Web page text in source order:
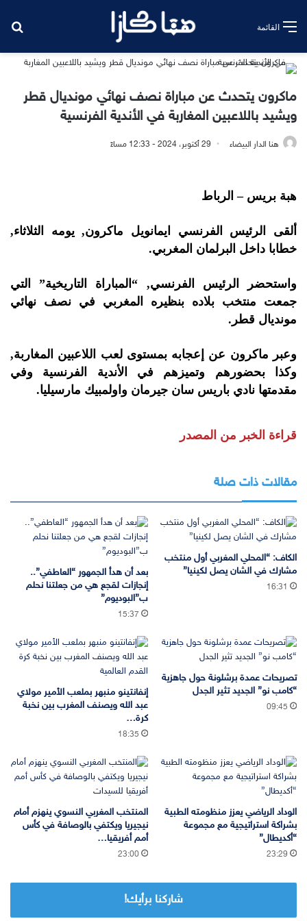
القائمة
ماكرون يتحدث عن مباراة نصف نهائي مونديال قطر
ويشيد باللاعبين المغاربة في الأندية الفرنسية
هنا الدار البيضاء 29 أكتوبر، 2024 - 12:33 مساءً
هبة بريس – الرباط
ألقى الرئيس الفرنسي ايمانويل ماكرون, يومه الثلاثاء,
خطابا داخل البرلمان المغربي.
واستحضر الرئيس الفرنسي, “المباراة التاريخية” التي
جمعت منتخب بلاده بنظيره المغربي في نصف نهائي
مونديال قطر.
وعبر ماكرون عن إعجابه بمستوى لعب اللاعبين المغاربة,
وكذا بحضورهم وتميزهم في الأندية الفرنسية وفي
مقدمتها نادي باريس سان جيرمان واولمبيك مارسيليا.
قراءة الخبر من المصدر
مقالات ذات صلة
الكاف: “المحلي المغربي أول منتخب
مشارك في الشان يصل لكينيا”
16:31
بعد أن هدأ الجمهور “العاطفي”..
إنجازات لقجع هي من جعلتنا نحلم
ب”البوديوم”
15:37
تصريحات عمدة برشلونة حول جاهزية
“كامب نو” الجديد تثير الجدل
09:45
إنفانتينو منبهر بملعب الأمير مولاي
عبد الله ويصنف المغرب بين نخبة
كرة…
18:35
الوداد الرياضي يعزز منظومته الطبية
بشراكة استراتيجية مع مجموعة
“أكديطال”
23:29
المنتخب المغربي النسوي ينهزم أمام
نيجيريا ويكتفي بالوصافة في كأس
أمم أفريقيا…
23:00
شاركنا برأيك!